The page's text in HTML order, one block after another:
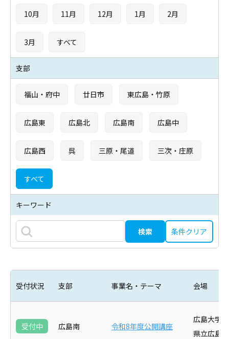
10月 11月 12月 1月 2月
3月 すべて
支部
福山・府中 廿日市 東広島・竹原
広島東 広島北 広島南 広島中
広島西 呉 三原・尾道 三次・庄原
すべて
キーワード
条件クリア
受付状況 支部 事業名・テーマ 会場
受付中 広島南 令和8年度公開講座
広島大学
県立広島